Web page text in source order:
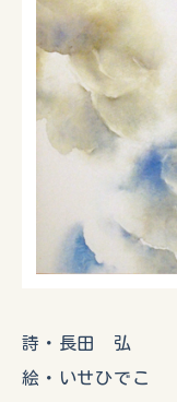
詩・長田 弘
絵・いせひでこ